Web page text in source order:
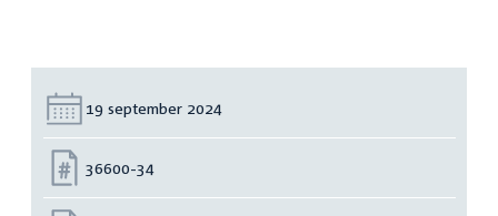
Datum:
19 september 2024
Nummer:
36600-34